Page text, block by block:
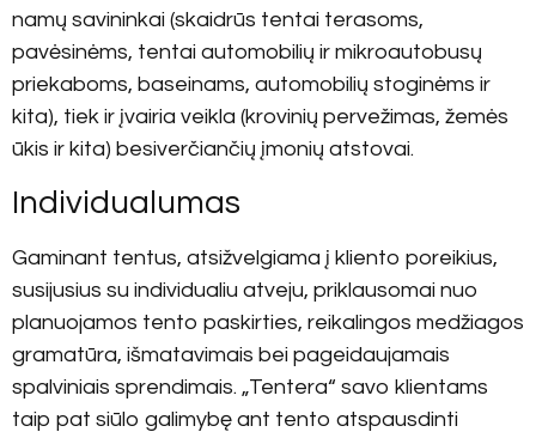
namų savininkai (skaidrūs tentai terasoms,
pavėsinėms, tentai automobilių ir mikroautobusų
priekaboms, baseinams, automobilių stoginėms ir
kita), tiek ir įvairia veikla (krovinių pervežimas, žemės
ūkis ir kita) besiverčiančių įmonių atstovai.
Individualumas
Gaminant tentus, atsižvelgiama į kliento poreikius,
susijusius su individualiu atveju, priklausomai nuo
planuojamos tento paskirties, reikalingos medžiagos
gramatūra, išmatavimais bei pageidaujamais
spalviniais sprendimais. „Tentera“ savo klientams
taip pat siūlo galimybę ant tento atspausdinti